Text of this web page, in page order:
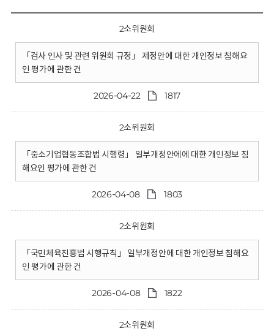
2소위원회
「검사 인사 및 관련 위원회 규정」 제정안에 대한 개인정보 침해요
인 평가에 관한 건
2026-04-22 1817
2소위원회
「중소기업협동조합법 시행령」 일부개정안에에 대한 개인정보 침
해요인 평가에 관한 건
2026-04-08 1803
2소위원회
「국민체육진흥법 시행규칙」 일부개정안에 대한 개인정보 침해요
인 평가에 관한 건
2026-04-08 1822
2소위원회